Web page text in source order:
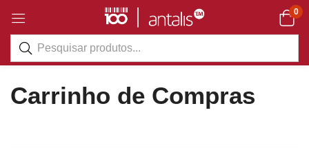
0
Carrinho de Compras